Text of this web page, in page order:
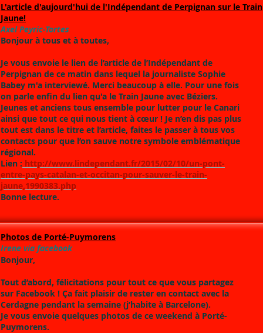
L'article d'aujourd'hui de l'Indépendant de Perpignan sur le Train
Jaune!
Axel Peyric-Tortes
Bonjour à tous et à toutes,
Je vous envoie le lien de l’article de l’Indépendant de
Perpignan de ce matin dans lequel la journaliste Sophie
Babey m'a interviewé. Merci beaucoup à elle. Pour une fois
on parle enfin du lien qu'a le Train Jaune avec Béziers.
Jeunes et anciens tous ensemble pour lutter pour le Canari
ainsi que tout ce qui nous tient à cœur ! Je n’en dis pas plus
tout est dans le titre et l’article, faites le passer à tous vos
contacts pour que l’on sauve notre symbole emblématique
régional.
Lien : http://www.lindependant.fr/2015/02/10/un-pont-
entre-pays-catalan-et-occitan-pour-sauver-le-train-
jaune,1990383.php
Bonne lecture.
Photos de Porté-Puymorens
Irene via facebook
Bonjour,
Tout d’abord, félicitations pour tout ce que vous partagez
sur Facebook ! Ça fait plaisir de rester en contact avec la
Cerdagne pendant la semaine (j’habite à Barcelone).
Je vous envoie quelques photos de ce weekend à Porté-
Puymorens.